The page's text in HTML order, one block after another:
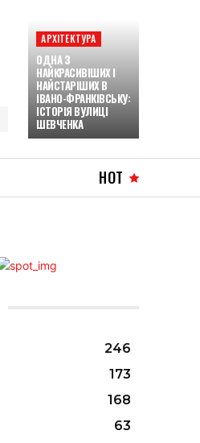
АРХІТЕКТУРА
ОДНА З
НАЙКРАСИВІШИХ І
НАЙСТАРІШИХ В
ІВАНО-ФРАНКІВСЬКУ:
ІСТОРІЯ ВУЛИЦІ
ШЕВЧЕНКА
HOT
246
173
168
63